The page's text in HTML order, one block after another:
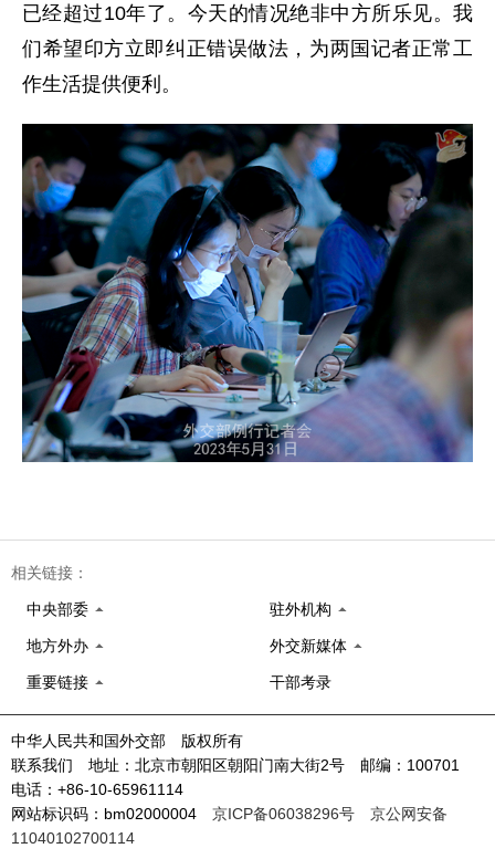
已经超过10年了。今天的情况绝非中方所乐见。我
们希望印方立即纠正错误做法，为两国记者正常工
作生活提供便利。
相关链接：
中央部委 驻外机构
地方外办 外交新媒体
重要链接 干部考录
中华人民共和国外交部 版权所有
联系我们 地址：北京市朝阳区朝阳门南大街2号 邮编：100701
电话：+86-10-65961114
网站标识码：bm02000004 京ICP备06038296号
京公网安备
11040102700114